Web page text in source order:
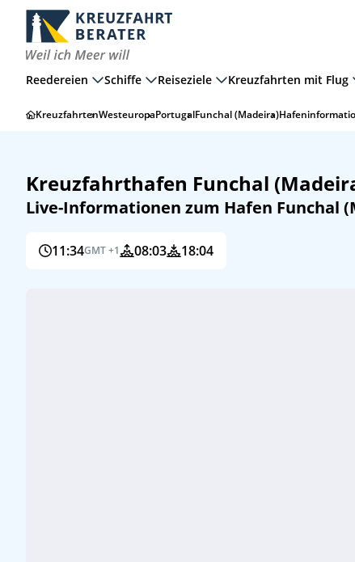
Reedereien Schiffe Reiseziele Kreuzfahrten mit Flug
KreuzfahrtenWesteuropaPortugalFunchal (Madeira)
Kreuzfahrthafen Funchal
Live-Informationen zum Hafen Funchal
11:34GMT +1 08:03 18:04